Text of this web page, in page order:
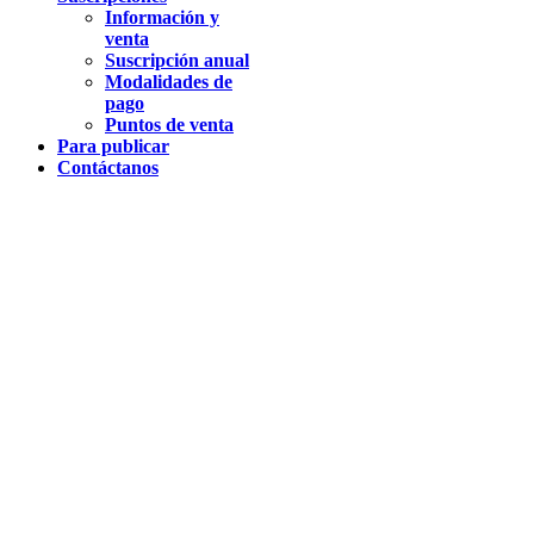
Información y
venta
Suscripción anual
Modalidades de
pago
Puntos de venta
Para publicar
Contáctanos